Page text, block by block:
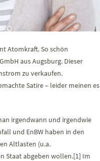
Atomkraft. So schön
aus Augsburg. Dieser
zu verkaufen.
Satire – leider meinen es
irgendwann und irgendwie
und EnBW haben in den
Altlasten (u.a.
Staat abgeben wollen.[1] Im